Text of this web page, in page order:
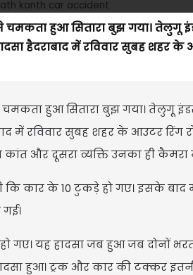
चमकता हुआ सितारा बुझ गया। तेलुगू
हैदराबाद में रविवार सुबह शहर के
चमकता हुआ सितारा बुझ गया। तेलुगू
में रविवार सुबह शहर के आउटर रिंग
कांत और दूसरा व्यक्ति उनका ही कैमरा
कार के 10 टुकड़े हो गए। इसके
यह हादसा जब हुआ जब दोनों
हुआ। ट्रक और कार की टक्कर